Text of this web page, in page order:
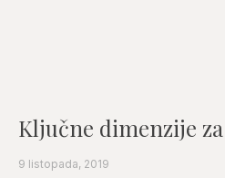
Ključne dimenzije za
9 listopada, 2019